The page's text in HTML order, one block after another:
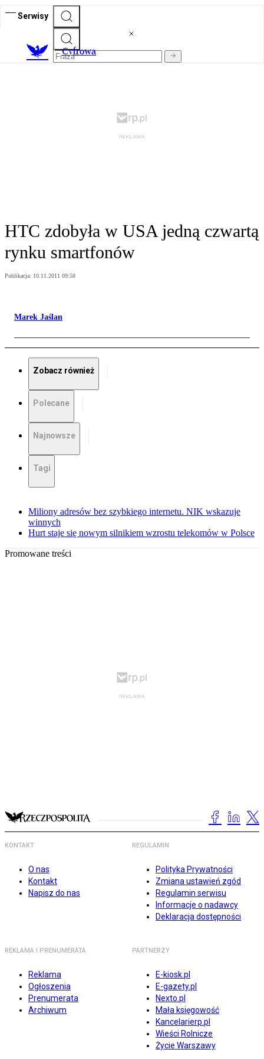
Serwisy
Cyfrowa
HTC zdobyła w USA jedną czwartą
rynku smartfonów
Publikacja: 10.11.2011 09:58
Marek Jaślan
Zobacz również
Polecane
Najnowsze
Tagi
Miliony adresów bez szybkiego internetu. NIK wskazuje
winnych
Hurt staje się nowym silnikiem wzrostu telekomów w Polsce
Promowane treści
KONTAKT
O nas
Kontakt
Napisz do nas
REGULAMIN
Polityka Prywatności
Zmiana ustawień zgód
Regulamin serwisu
Informacje o nadawcy
Deklaracja dostępności
REKLAMA I PRENUMERATA
Reklama
Ogłoszenia
Prenumerata
Archiwum
PARTNERZY
E-kiosk.pl
E-gazety.pl
Nexto.pl
Mała księgowość
Kancelarierp.pl
Wieści Rolnicze
Życie Warszawy